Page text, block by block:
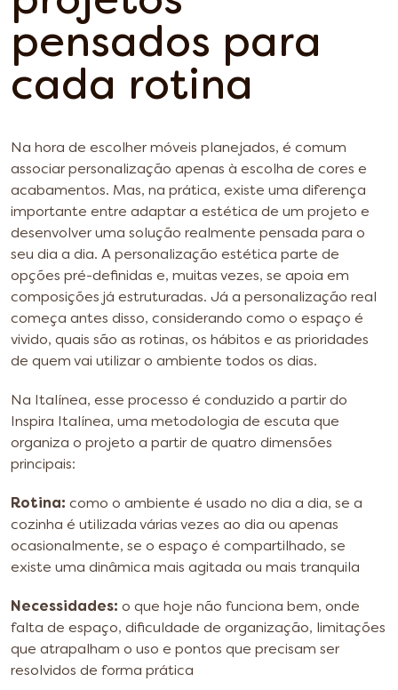
pensados para
cada rotina
Na hora de escolher móveis planejados, é comum
associar personalização apenas à escolha de cores e
acabamentos. Mas, na prática, existe uma diferença
importante entre adaptar a estética de um projeto e
desenvolver uma solução realmente pensada para o
seu dia a dia. A personalização estética parte de
opções pré-definidas e, muitas vezes, se apoia em
composições já estruturadas. Já a personalização real
começa antes disso, considerando como o espaço é
vivido, quais são as rotinas, os hábitos e as prioridades
de quem vai utilizar o ambiente todos os dias.
Na Italínea, esse processo é conduzido a partir do
Inspira Italínea, uma metodologia de escuta que
organiza o projeto a partir de quatro dimensões
principais:
Rotina: como o ambiente é usado no dia a dia, se a
cozinha é utilizada várias vezes ao dia ou apenas
ocasionalmente, se o espaço é compartilhado, se
existe uma dinâmica mais agitada ou mais tranquila
Necessidades: o que hoje não funciona bem, onde
falta de espaço, dificuldade de organização, limitações
que atrapalham o uso e pontos que precisam ser
resolvidos de forma prática